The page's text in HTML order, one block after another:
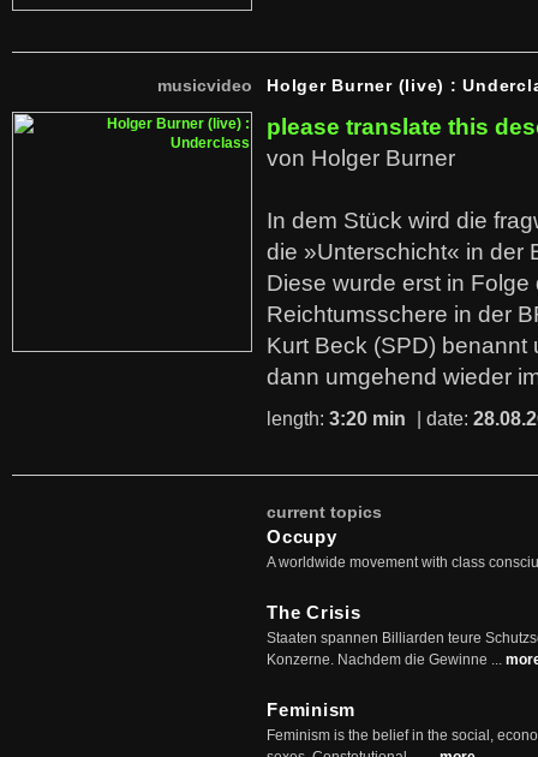
musicvideo Holger Burner (live) :
please translate this
von Holger Burner
In dem Stück wird die
die »Unterschicht« in der
Diese wurde erst in
Reichtumsschere in der
Kurt Beck (SPD)
dann umgehend wieder
length: 3:20 min | date:
current topics
Occupy
A worldwide movement with class
The Crisis
Staaten spannen Billiarden teure
Konzerne. Nachdem die Gewinne ...
Feminism
Feminism is the belief in the social,